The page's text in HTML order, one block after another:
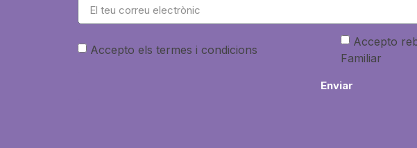
Accepto els termes i condicions
Accepto
Familiar
Enviar